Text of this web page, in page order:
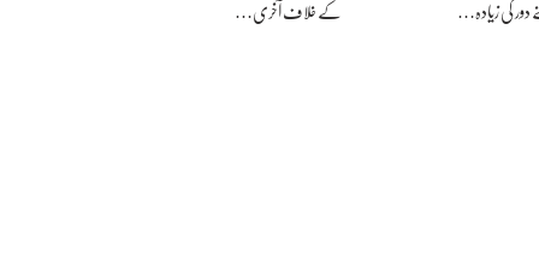
کی زیادہ…
کے خلاف آخری…